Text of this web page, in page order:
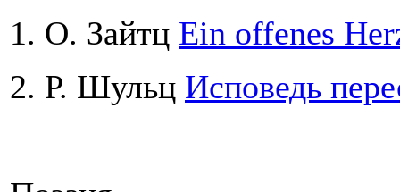
1. О. Зaйтц Ein offenes
2. Р. Шульц Исповедь